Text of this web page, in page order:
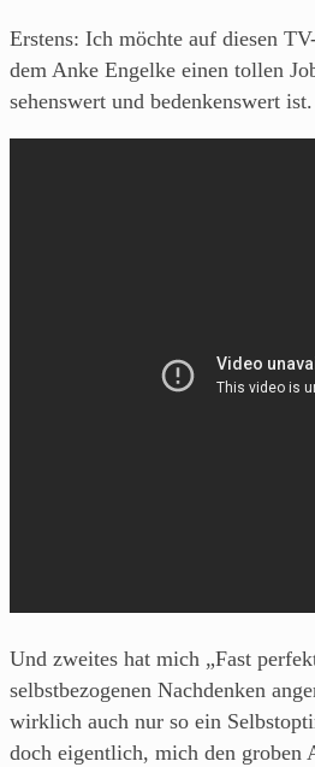
Erstens: Ich möchte auf diesen
dem Anke Engelke einen tollen
sehenswert und bedenkenswert
Und zweites hat mich „Fast
selbstbezogenen Nachdenken
wirklich auch nur so ein
doch eigentlich, mich den groben